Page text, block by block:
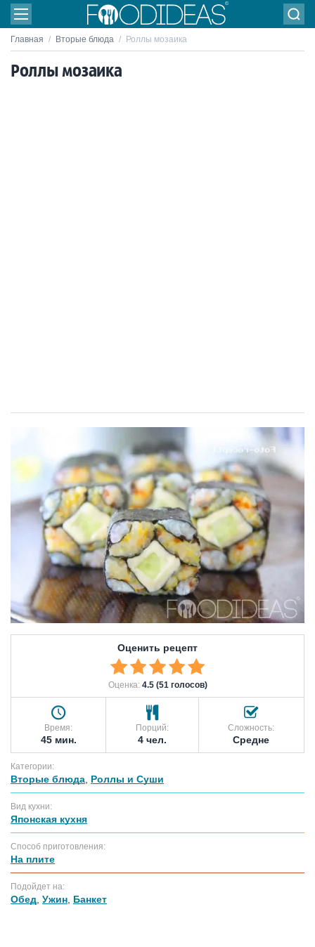
Главная / Вторые блюда / Роллы мозаика
Роллы мозаика
Оценить рецепт
Оценка: 4.5 (51 голосов)
Время:
45 мин.
Порций:
4 чел.
Сложность:
Средне
Категории:
Вторые блюда Роллы и Суши
Вид кухни:
Японская кухня
Способ приготовления:
На плите
Подойдет на:
Обед Ужин Банкет